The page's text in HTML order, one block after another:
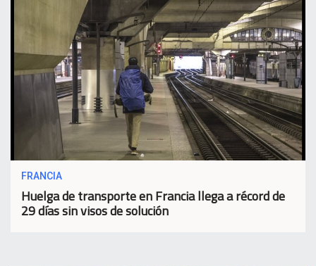
FRANCIA
Huelga de transporte en Francia llega a récord de
29 días sin visos de solución